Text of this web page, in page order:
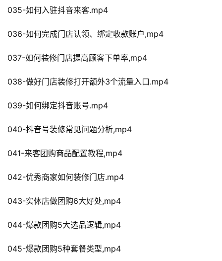
035-如何入驻抖音来客.mp4
036-如何完成门店认领、绑定收款账户,mp4
037-如何装修门店提高顾客下单率,mp4
038-做好门店装修打开额外3个流量入口.mp4
039-如何绑定抖音账号.mp4
040-抖音号装修常见问题分析,mp4
041-来客团购商品配置教程,mp4
042-优秀商家如何装修门店.mp4
043-实体店做团购6大好处,mp4
044-爆款团购5大选品逻辑,mp4
045-爆款团购5种套餐类型,mp4